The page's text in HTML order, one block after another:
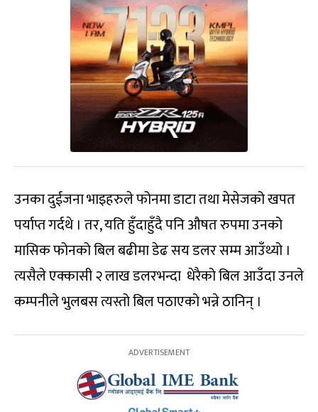
उनका दुईजना भाइहरुले फोनमा डाटा तथा मेसेजको खपत
पर्याप्त गर्दथे । तर, यति हुँदाहुँदै पनि औषत रुपमा उनको
मासिक फोनको बिल बढीमा डेढ सय डलर सम्म आउँथ्यो ।
त्यसैले एक्कासी २ लाख डलरभन्दा धेरैको बिल आउँदा उनले
कम्पनीले भुलबस त्यस्तो बिल पठाएको भन्ने ठानिन् ।